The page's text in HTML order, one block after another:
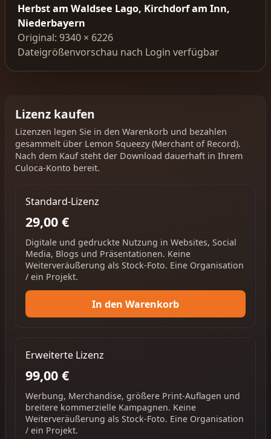
Herbst am Waldsee Lago, Kirchdorf am Inn,
Niederbayern
Original: 9340 × 6226
Dateigrößenvorschau nach Login verfügbar
Lizenz kaufen
Lizenzen legen Sie in den Warenkorb und bezahlen
gesammelt über Lemon Squeezy (Merchant of Record).
Nach dem Kauf steht der Download dauerhaft in Ihrem
Culoca-Konto bereit.
Standard-Lizenz
29,00 €
Digitale und gedruckte Nutzung in Websites, Social
Media, Blogs und Präsentationen. Keine
Weiterveräußerung als Stock-Foto. Eine Organisation
/ ein Projekt.
In den Warenkorb
Erweiterte Lizenz
99,00 €
Werbung, Merchandise, größere Print-Auflagen und
breitere kommerzielle Kampagnen. Keine
Weiterveräußerung als Stock-Foto. Eine Organisation
/ ein Projekt.